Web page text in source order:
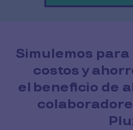
Simulemos
costos y
el beneficio de